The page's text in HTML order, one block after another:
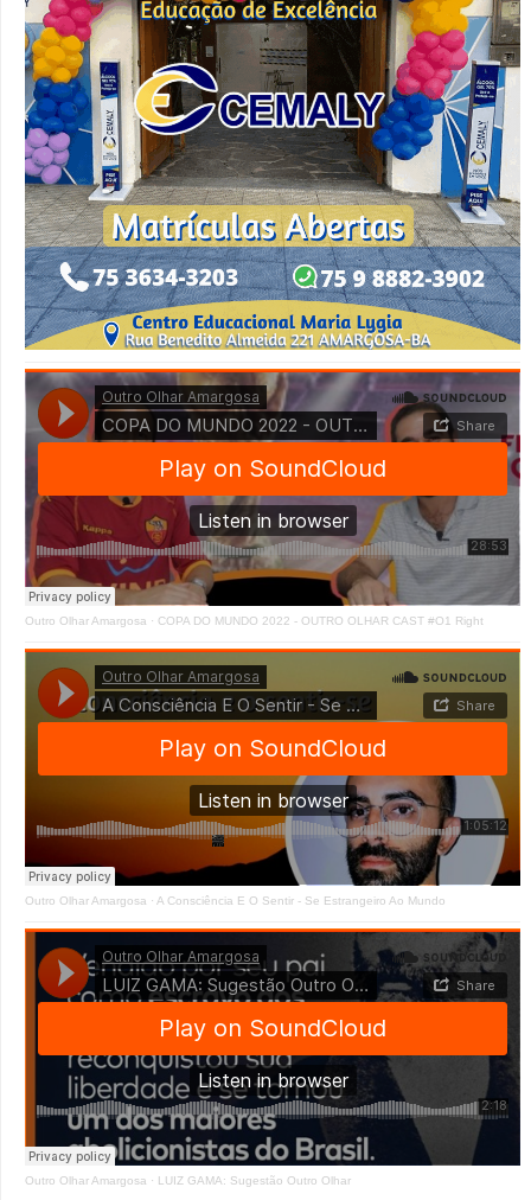
Outro Olhar Amargosa · COPA DO MUNDO 2022 - OUTRO OLHAR CAST #O1 Right
Outro Olhar Amargosa · A Consciência E O Sentir - Se Estrangeiro Ao Mundo
Outro Olhar Amargosa · LUIZ GAMA: Sugestão Outro Olhar